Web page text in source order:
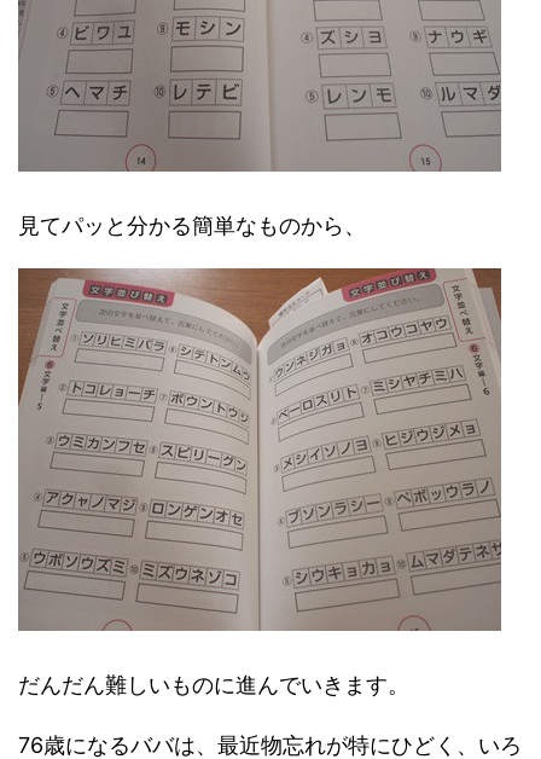
見てパッと分かる簡単なものから、
だんだん難しいものに進んでいきます。
76歳になるババは、最近物忘れが特にひどく、いろ